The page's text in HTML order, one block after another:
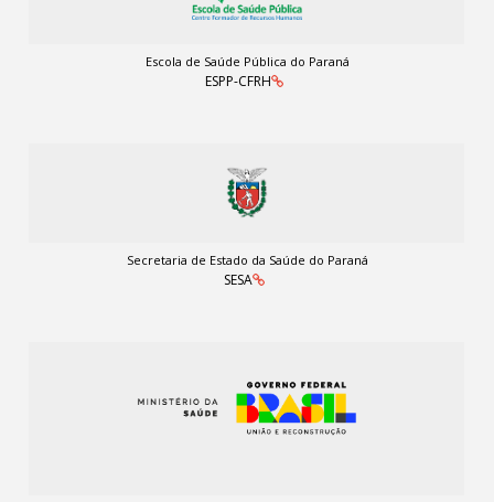
Escola de Saúde Pública do Paraná
ESPP-CFRH
Secretaria de Estado da Saúde do Paraná
SESA